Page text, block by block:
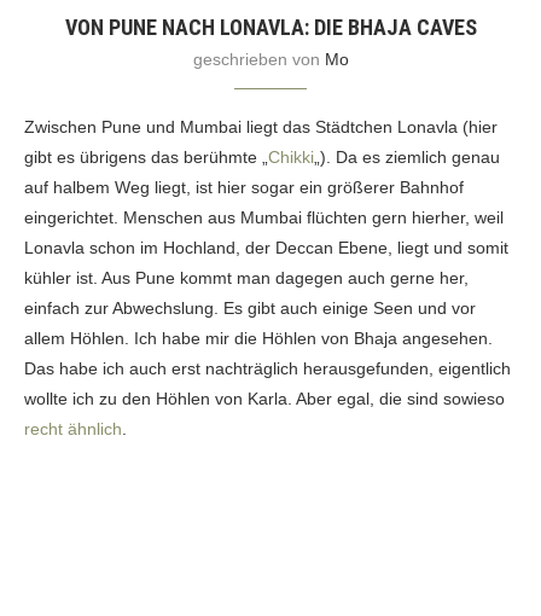
VON PUNE NACH LONAVLA: DIE BHAJA CAVES
geschrieben von Mo
Zwischen Pune und Mumbai liegt das Städtchen Lonavla (hier
gibt es übrigens das berühmte „ Chikki „). Da es ziemlich genau
auf halbem Weg liegt, ist hier sogar ein größerer Bahnhof
eingerichtet. Menschen aus Mumbai flüchten gern hierher, weil
Lonavla schon im Hochland, der Deccan Ebene, liegt und somit
kühler ist. Aus Pune kommt man dagegen auch gerne her,
einfach zur Abwechslung. Es gibt auch einige Seen und vor
allem Höhlen. Ich habe mir die Höhlen von Bhaja angesehen.
Das habe ich auch erst nachträglich herausgefunden, eigentlich
wollte ich zu den Höhlen von Karla. Aber egal, die sind sowieso
recht ähnlich